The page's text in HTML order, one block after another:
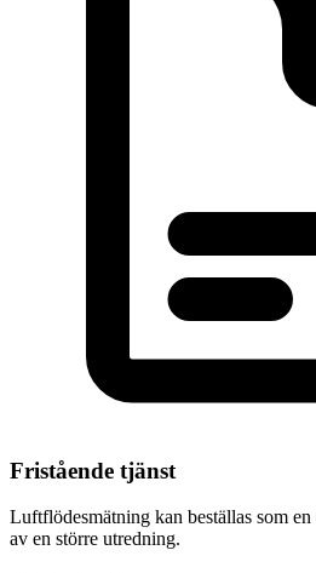
Fristående tjänst
Luftflödesmätning kan beställas som
av en större utredning.